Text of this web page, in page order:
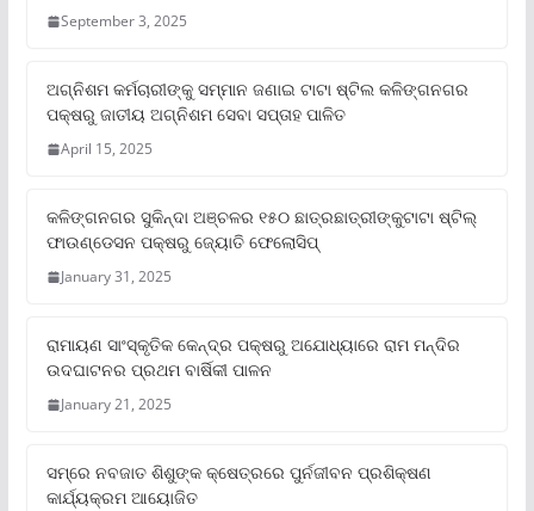
September 3, 2025
ଅଗ୍ନିଶମ କର୍ମଚାରୀଙ୍କୁ ସମ୍ମାନ ଜଣାଇ ଟାଟା ଷ୍ଟିଲ କଳିଙ୍ଗନଗର
ପକ୍ଷରୁ ଜାତୀୟ ଅଗ୍ନିଶମ ସେବା ସପ୍ତାହ ପାଳିତ
April 15, 2025
କଳିଙ୍ଗନଗର ସୁକିନ୍ଦା ଅଞ୍ଚଳର ୧୫୦ ଛାତ୍ରଛାତ୍ରୀଙ୍କୁଟାଟା ଷ୍ଟିଲ୍
ଫାଉଣ୍ଡେସନ ପକ୍ଷରୁ ଜ୍ୟୋତି ଫେଲୋସିପ୍‌
January 31, 2025
ରାମାୟଣ ସାଂସ୍କୃତିକ କେନ୍ଦ୍ର ପକ୍ଷରୁ ଅଯୋଧ୍ୟାରେ ରାମ ମନ୍ଦିର
ଉଦଘାଟନର ପ୍ରଥମ ବାର୍ଷିକୀ ପାଳନ
January 21, 2025
ସମ୍‌ରେ ନବଜାତ ଶିଶୁଙ୍କ କ୍ଷେତ୍ରରେ ପୁର୍ନଜୀବନ ପ୍ରଶିକ୍ଷଣ
କାର୍ଯ୍ୟକ୍ରମ ଆୟୋଜିତ